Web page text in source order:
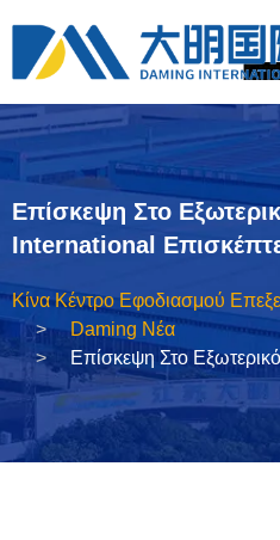
Επίσκεψη Στο
International
Κίνα Κέντρο Εφοδιασμού
Daming Νέα
Επίσκεψη Στο